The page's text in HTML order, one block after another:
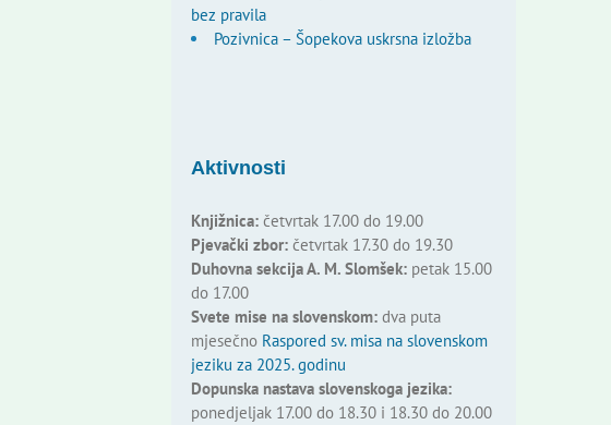
bez pravila
Pozivnica – Šopekova uskrsna izložba
Aktivnosti
Knjižnica:četvrtak 17.00 do 19.00
Pjevački zbor:četvrtak 17.30 do 19.30
Duhovna sekcija A. M. Slomšek:petak 15.00
do 17.00
Svete mise na slovenskom:dva puta
mjesečno Raspored sv. misa na slovenskom
jeziku za 2025. godinu
Dopunska nastava slovenskoga jezika:
ponedjeljak 17.00 do 18.30 i 18.30 do 20.00